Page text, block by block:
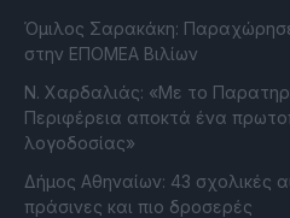
Όμιλος Σαρακάκη:
στην ΕΠΟΜΕΑ Βιλίων
Ν. Χαρδαλιάς: «Με το
Περιφέρεια αποκτά ένα
λογοδοσίας»
Δήμος Αθηναίων: 43 σχολικές
πράσινες και πιο δροσερές